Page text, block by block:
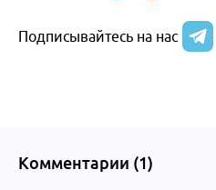
Подписывайтесь на нас
Комментарии (1)